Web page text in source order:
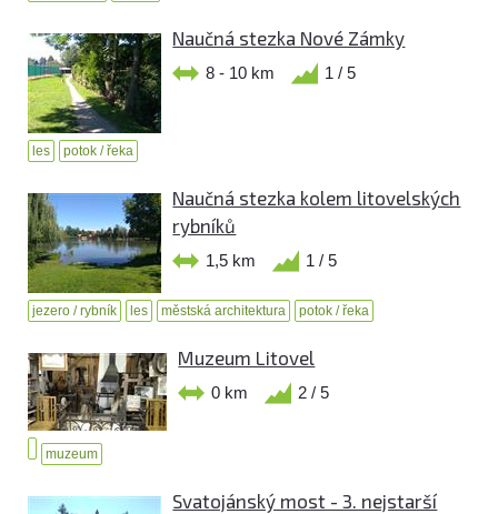
Naučná stezka Nové Zámky
8 - 10 km 1 / 5
les potok / řeka
Naučná stezka kolem litovelských
rybníků
1,5 km 1 / 5
jezero / rybník les městská architektura potok / řeka
Muzeum Litovel
0 km 2 / 5
muzeum
Svatojánský most - 3. nejstarší